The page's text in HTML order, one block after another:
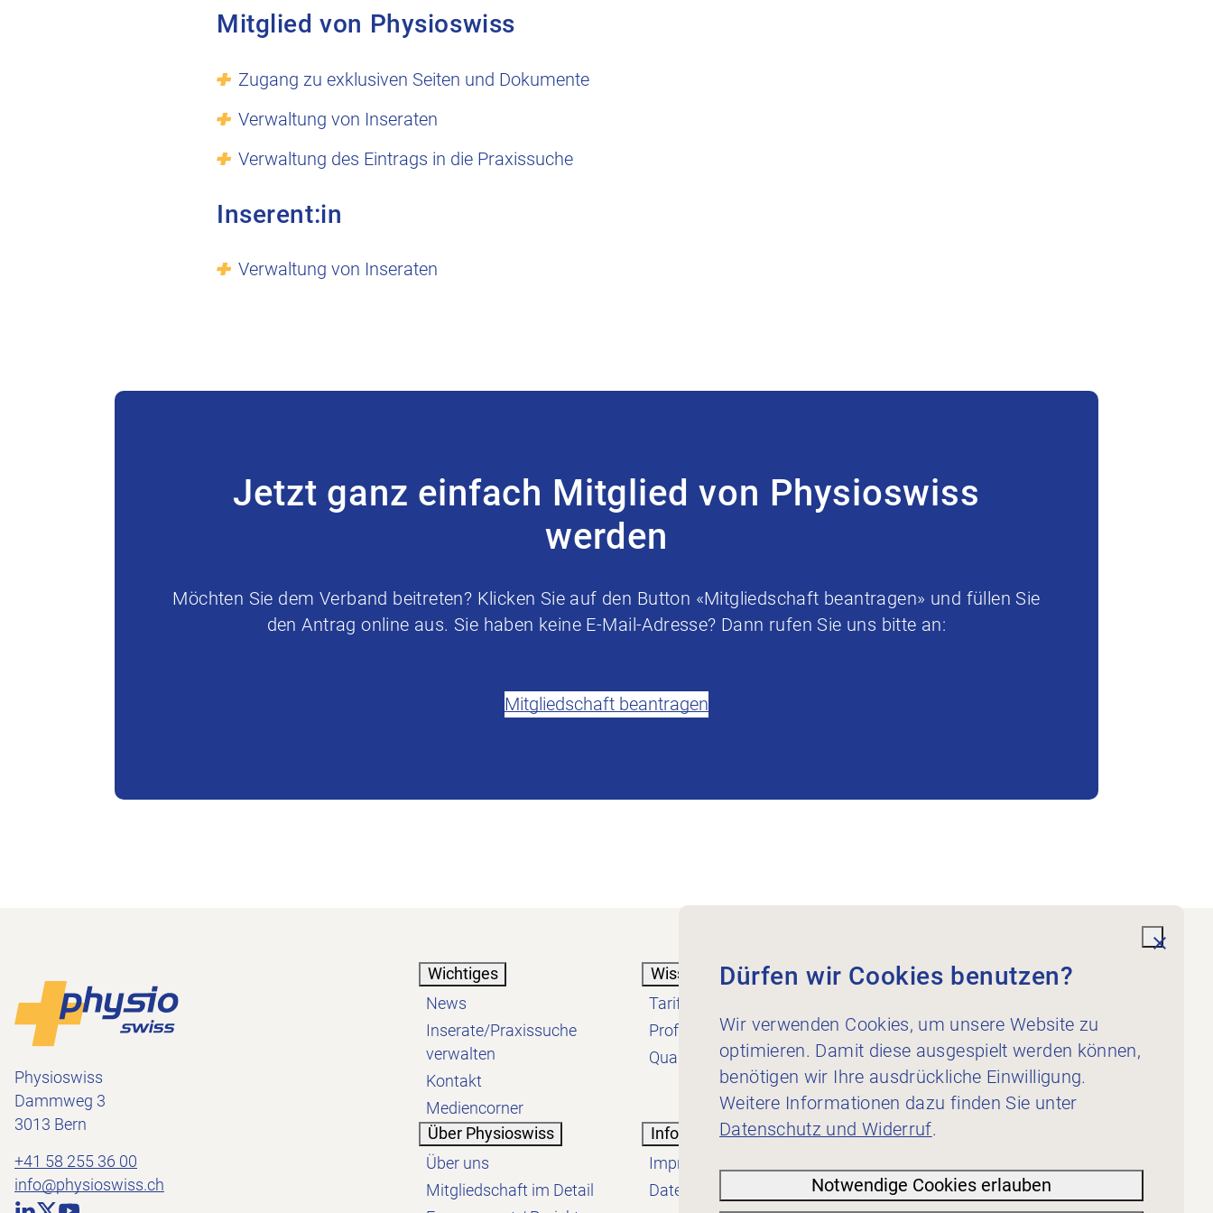
Mitglied von Physioswiss
Zugang zu exklusiven Seiten und Dokumente
Verwaltung von Inseraten
Verwaltung des Eintrags in die Praxissuche
Inserent:in
Verwaltung von Inseraten
Jetzt ganz einfach Mitglied von Physioswiss
werden
Möchten Sie dem Verband beitreten? Klicken Sie auf den Button «Mitgliedschaft beantragen» und füllen Sie
den Antrag online aus. Sie haben keine E-Mail-Adresse? Dann rufen Sie uns bitte an:
Mitgliedschaft beantragen
Footer
Physioswiss
Dammweg 3
3013 Bern
+41 58 255 36 00
info@physioswiss.ch
Wichtiges
News
Inserate/Praxissuche
verwalten
Kontakt
Mediencorner
Wissen
Tarif
Profession
Qualität
Dienstleistungen
Für Inserent:innen
Über Physioswiss
Über uns
Mitgliedschaft im Detail
Informatives
Impressum
Datenschutzerklärung
Dürfen wir Cookies benutzen?
Wir verwenden Cookies, um unsere Website zu
optimieren. Damit diese ausgespielt werden können,
benötigen wir Ihre ausdrückliche Einwilligung.
Weitere Informationen dazu finden Sie unter
Datenschutz und Widerruf.
Notwendige Cookies erlauben